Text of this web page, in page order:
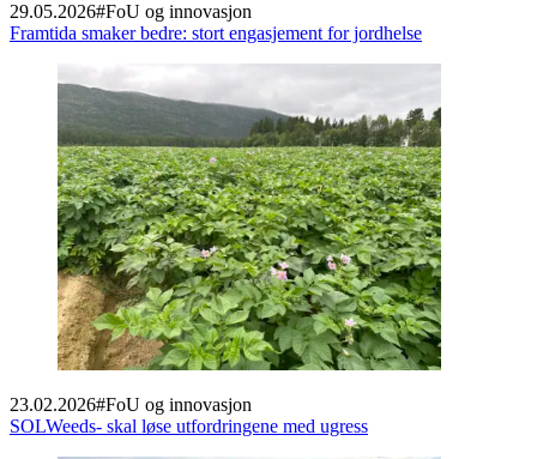
29.05.2026#FoU og innovasjon
Framtida smaker bedre: stort engasjement for jordhelse
23.02.2026#FoU og innovasjon
SOLWeeds- skal løse utfordringene med ugress